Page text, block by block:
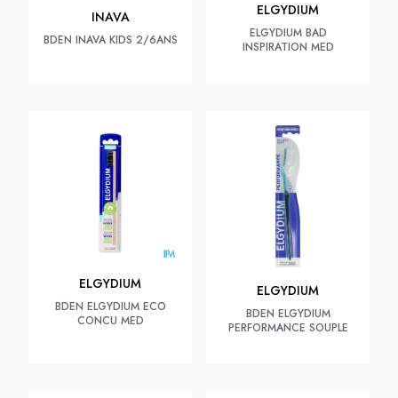
INAVA
BDEN INAVA KIDS 2/6ANS
ELGYDIUM
ELGYDIUM BAD
INSPIRATION MED
ELGYDIUM
BDEN ELGYDIUM ECO
CONCU MED
ELGYDIUM
BDEN ELGYDIUM
PERFORMANCE SOUPLE